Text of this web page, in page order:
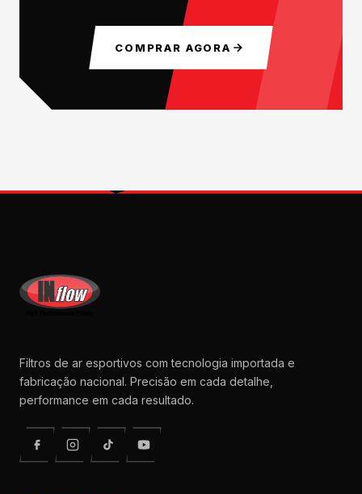
COMPRAR AGORA
Filtros de ar esportivos com tecnologia importada e
fabricação nacional. Precisão em cada detalhe,
performance em cada resultado.